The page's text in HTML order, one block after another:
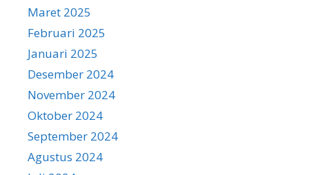
Maret 2025
Februari 2025
Januari 2025
Desember 2024
November 2024
Oktober 2024
September 2024
Agustus 2024